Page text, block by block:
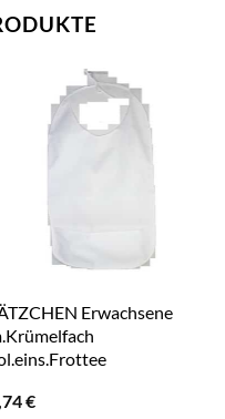
Erwachsene
€